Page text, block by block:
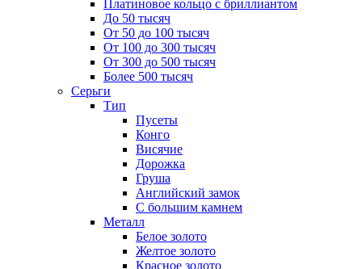
Платиновое кольцо с бриллиантом
До 50 тысяч
От 50 до 100 тысяч
От 100 до 300 тысяч
От 300 до 500 тысяч
Более 500 тысяч
Серьги
Тип
Пусеты
Конго
Висячие
Дорожка
Груша
Английский замок
С большим камнем
Металл
Белое золото
Желтое золото
Красное золото